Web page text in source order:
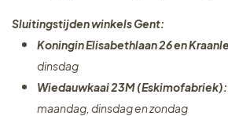
Sluitingstijden winkels Gent:
Koningin Elisabethlaan 26 en
dinsdag
Wiedauwkaai 23M (Eskimofabriek):
maandag, dinsdag en zondag